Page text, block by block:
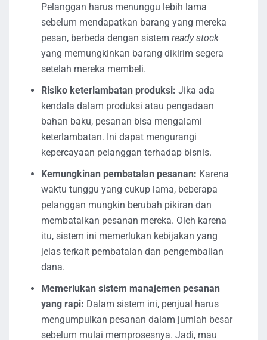
Pelanggan harus menunggu lebih lama
sebelum mendapatkan barang yang mereka
pesan, berbeda dengan sistem ready stock
yang memungkinkan barang dikirim segera
setelah mereka membeli.
Risiko keterlambatan produksi: Jika ada
kendala dalam produksi atau pengadaan
bahan baku, pesanan bisa mengalami
keterlambatan. Ini dapat mengurangi
kepercayaan pelanggan terhadap bisnis.
Kemungkinan pembatalan pesanan: Karena
waktu tunggu yang cukup lama, beberapa
pelanggan mungkin berubah pikiran dan
membatalkan pesanan mereka. Oleh karena
itu, sistem ini memerlukan kebijakan yang
jelas terkait pembatalan dan pengembalian
dana.
Memerlukan sistem manajemen pesanan
yang rapi: Dalam sistem ini, penjual harus
mengumpulkan pesanan dalam jumlah besar
sebelum mulai memprosesnya. Jadi, mau